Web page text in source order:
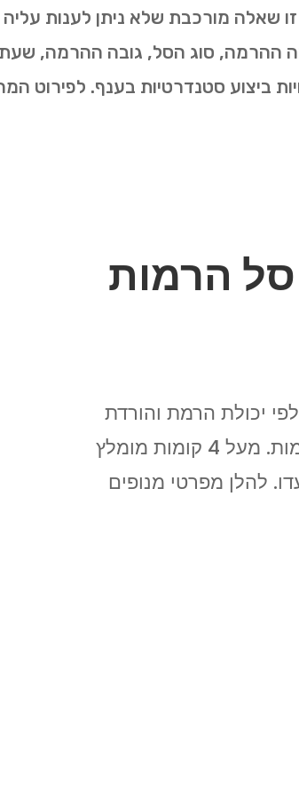
שאלה מורכבת שלא ניתן לענות
סוג הסל, גובה ההרמה, שעת
ביצוע סטנדרטיות בענף. לפירוט
סל הרמות
יכולת הרמת והורדת
רהיטים סטנדרטית עד 4 קומות. מעל 4 קומות מומלץ
להלן מפרטי מנופים